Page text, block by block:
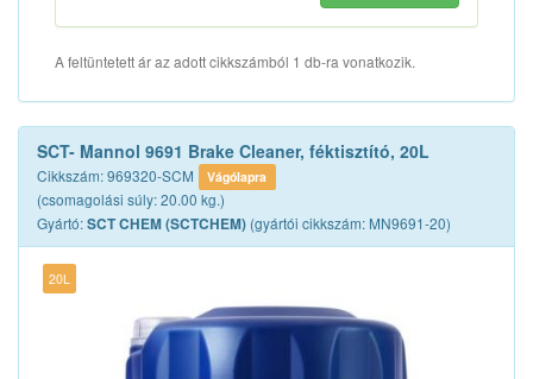
A feltüntetett ár az adott cikkszámból 1 db-ra vonatkozik.
SCT- Mannol 9691 Brake Cleaner, féktisztító, 20L
Cikkszám: 969320-SCM Vágólapra
(csomagolási súly: 20.00 kg.)
Gyártó:SCT CHEM (SCTCHEM) (gyártói cikkszám: MN9691-20)
20L